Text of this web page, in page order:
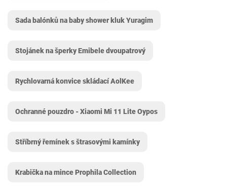
Sada balónků na baby shower kluk Yuragim
Stojánek na šperky Emibele dvoupatrový
Rychlovarná konvice skládací AolKee
Ochranné pouzdro - Xiaomi Mi 11 Lite Oypos
Stříbrný řemínek s štrasovými kamínky
Krabička na mince Prophila Collection